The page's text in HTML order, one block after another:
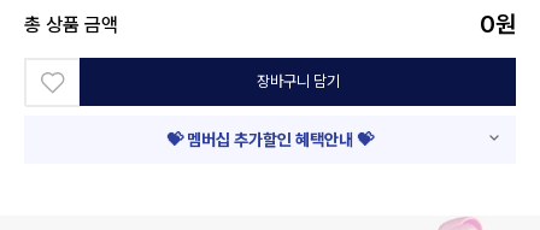
총 상품 금액 0원
장바구니 담기
💝 멤버십 추가할인 혜택안내 💝